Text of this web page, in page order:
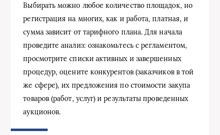
Выбирать можно любое количество площадок, но
регистрация на многих, как и работа, платная, и
сумма зависит от тарифного плана. Для начала
проведите анализ: ознакомьтесь с регламентом,
просмотрите списки активных и завершенных
процедур, оцените конкурентов (заказчиков в той
же сфере), их предложения по стоимости закупа
товаров (работ, услуг) и результаты проведенных
аукционов.